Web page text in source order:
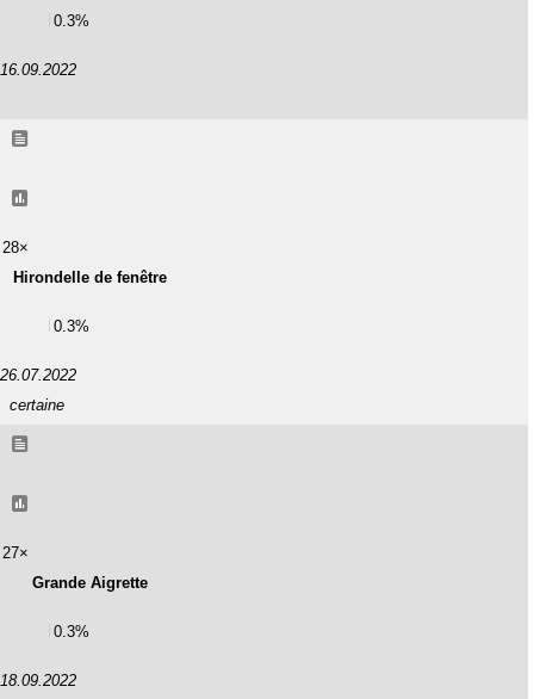
0.3%
16.09.2022
28×
Hirondelle de fenêtre
0.3%
26.07.2022
certaine
27×
Grande Aigrette
0.3%
18.09.2022